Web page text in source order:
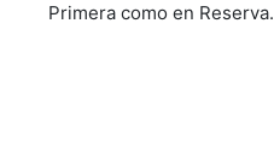
Primera como en Reserva.